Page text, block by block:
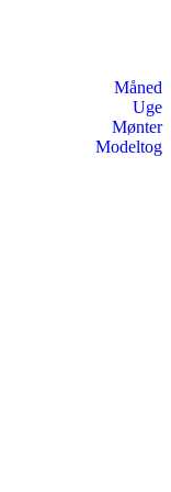
Måned
Uge
Mønter
Modeltog